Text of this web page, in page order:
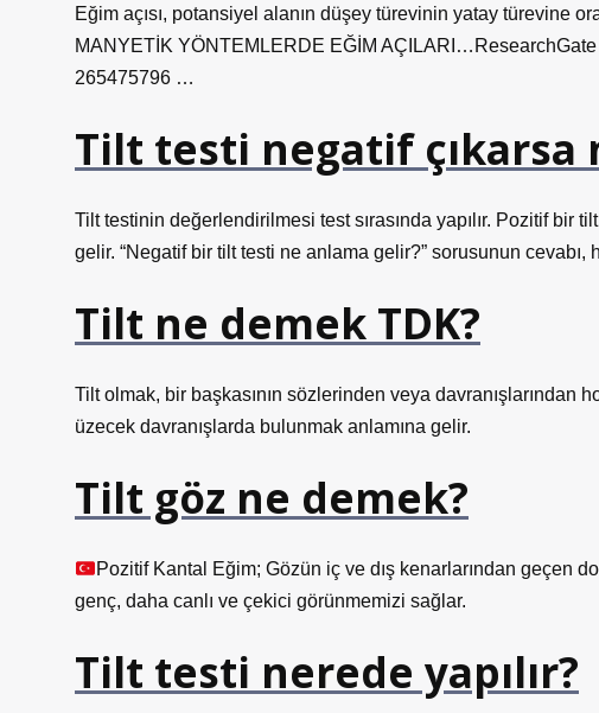
Eğim açısı, potansiyel alanın düşey türevinin yatay türevine
MANYETİK YÖNTEMLERDE EĞİM AÇILARI…ResearchGate
265475796 …
Tilt testi negatif çıkarsa
Tilt testinin değerlendirilmesi test sırasında yapılır. Pozitif bir tilt
gelir. “Negatif bir tilt testi ne anlama gelir?” sorusunun cevabı,
Tilt ne demek TDK?
Tilt olmak, bir başkasının sözlerinden veya davranışlarından
üzecek davranışlarda bulunmak anlamına gelir.
Tilt göz ne demek?
Pozitif Kantal Eğim; Gözün iç ve dış kenarlarından geçen
genç, daha canlı ve çekici görünmemizi sağlar.
Tilt testi nerede yapılır?